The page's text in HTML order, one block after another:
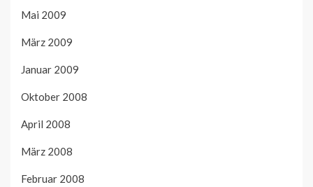
Mai 2009
März 2009
Januar 2009
Oktober 2008
April 2008
März 2008
Februar 2008